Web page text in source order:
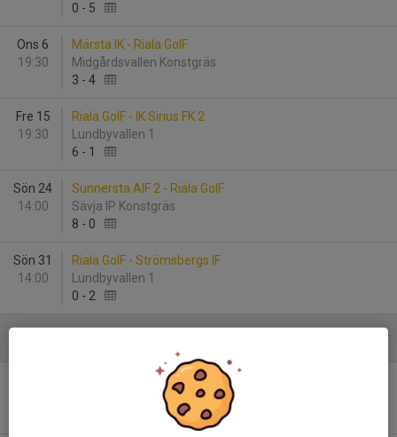
0 - 5
Ons 6
19:30
Märsta IK - Riala GoIF
Midgårdsvallen Konstgräs
3 - 4
Fre 15
19:30
Riala GoIF - IK Sirius FK 2
Lundbyvallen 1
6 - 1
Sön 24
14:00
Sunnersta AIF 2 - Riala GoIF
Sävja IP Konstgräs
8 - 0
Sön 31
14:00
Riala GoIF - Strömsbergs IF
Lundbyvallen 1
0 - 2
Enköpings IS - Riala GoIF
Enavallen A-plan